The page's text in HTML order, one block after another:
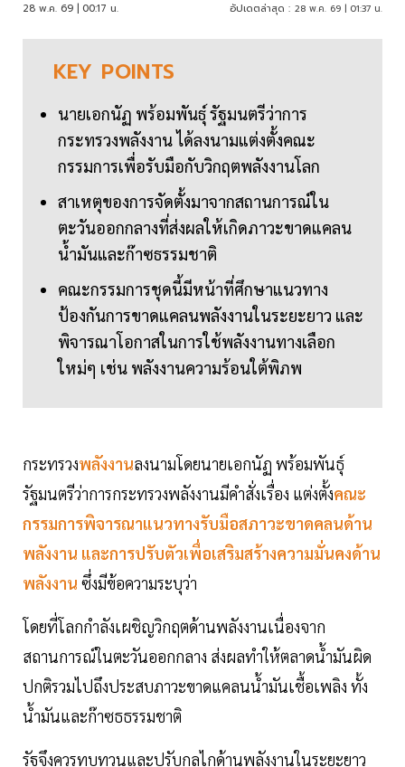
28 พ.ค. 69 | 00:17 น. อัปเดตล่าสุด : 28 พ.ค. 69 | 01:37 น.
KEY POINTS
นายเอกนัฏ พร้อมพันธุ์ รัฐมนตรีว่าการ
กระทรวงพลังงาน ได้ลงนามแต่งตั้งคณะ
กรรมการเพื่อรับมือกับวิกฤตพลังงานโลก
สาเหตุของการจัดตั้งมาจากสถานการณ์ใน
ตะวันออกกลางที่ส่งผลให้เกิดภาวะขาดแคลน
น้ำมันและก๊าซธรรมชาติ
คณะกรรมการชุดนี้มีหน้าที่ศึกษาแนวทาง
ป้องกันการขาดแคลนพลังงานในระยะยาว และ
พิจารณาโอกาสในการใช้พลังงานทางเลือก
ใหม่ๆ เช่น พลังงานความร้อนใต้พิภพ
กระทรวงพลังงานลงนามโดยนายเอกนัฏ พร้อมพันธุ์
รัฐมนตรีว่าการกระทรวงพลังงานมีคำสั่งเรื่อง แต่งตั้งคณะ
กรรมการพิจารณาแนวทางรับมือสภาวะขาดคลนด้าน
พลังงาน และการปรับตัวเพื่อเสริมสร้างความมั่นคงด้าน
พลังงาน ซึ่งมีข้อความระบุว่า
โดยที่โลกกำลังเผชิญวิกฤตด้านพลังงานเนื่องจาก
สถานการณ์ในตะวันออกกลาง ส่งผลทำให้ตลาดน้ำมันผิด
ปกติรวมไปถึงประสบภาวะขาดแคลนน้ำมันเชื้อเพลิง ทั้ง
น้ำมันและก๊าซธธรรมชาติ
รัฐจึงควรทบทวนและปรับกลไกด้านพลังงานในระยะยาว